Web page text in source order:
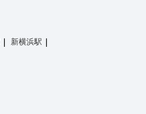
新横浜駅